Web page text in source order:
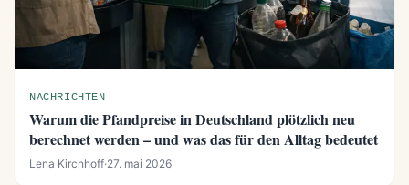
NACHRICHTEN
Warum die Pfandpreise in Deutschland plötzlich neu
berechnet werden – und was das für den Alltag bedeutet
Lena Kirchhoff·27. mai 2026